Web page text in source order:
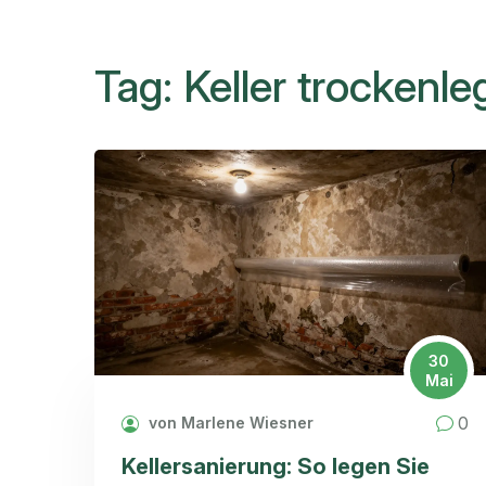
Tag: Keller
30
Mai
von Marlene Wiesner 0
Kellersanierung: So legen Sie